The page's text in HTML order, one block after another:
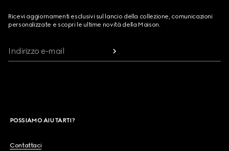
Ricevi aggiornamenti esclusivi sul lancio della collezione, comunicazioni
personalizzate e scopri le ultime novità della Maison.
Indirizzo e-mail
POSSIAMO AIUTARTI?
Contattaci